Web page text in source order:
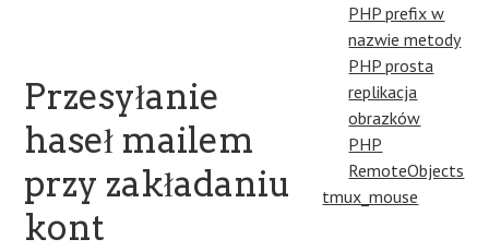
Przesyłanie
haseł mailem
przy zakładaniu
kont
PHP prefix w
nazwie metody
PHP prosta
replikacja
obrazków
PHP
RemoteObjects
tmux_mouse